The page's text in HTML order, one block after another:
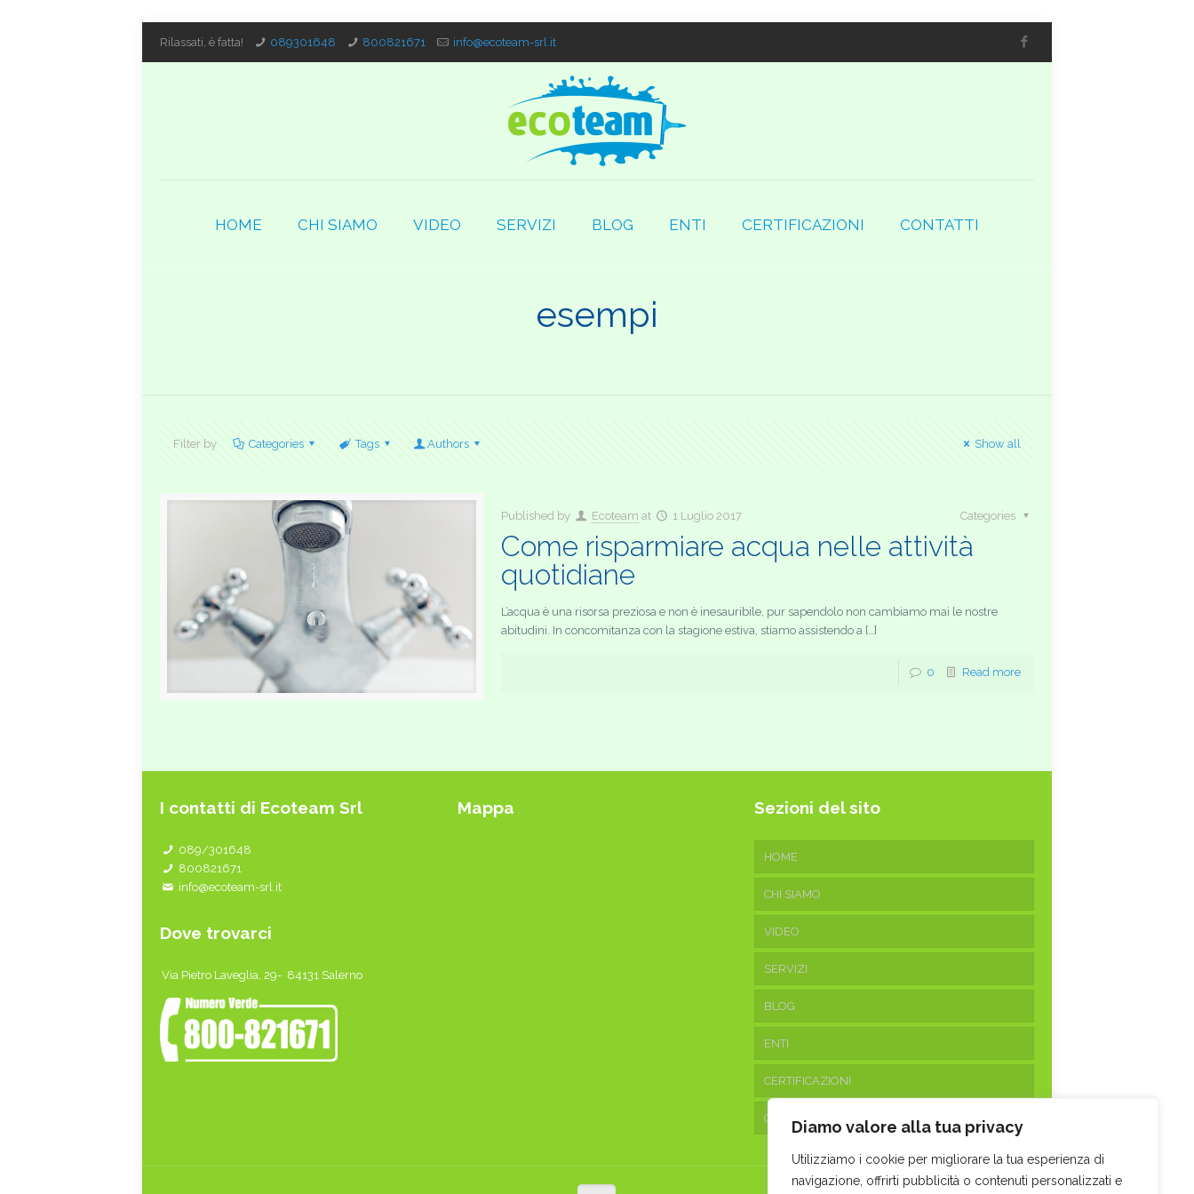
Diamo valore alla tua privacy
Utilizziamo i cookie per migliorare la tua esperienza di
navigazione, offrirti pubblicità o contenuti personalizzati e
Rilassati, è fatta! 089301648 800821671 info@ecoteam-srl.it
HOME CHI SIAMO VIDEO SERVIZI BLOG ENTI CERTIFICAZIONI CONTATTI
esempi
Filter by Categories Tags Authors Show all
Published by Ecoteam at 1 Luglio 2017 Categories
Come risparmiare acqua nelle attività
quotidiane
L’acqua è una risorsa preziosa e non è inesauribile, pur sapendolo non cambiamo mai le nostre
abitudini. In concomitanza con la stagione estiva, stiamo assistendo a […]
0 Read more
I contatti di Ecoteam Srl
089/301648
800821671
info@ecoteam-srl.it
Dove trovarci
Via Pietro Laveglia, 29- 84131 Salerno
Mappa Sezioni del sito
HOME
CHI SIAMO
VIDEO
SERVIZI
BLOG
ENTI
CERTIFICAZIONI
CONTATTI